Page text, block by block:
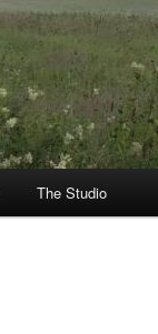
The Studio